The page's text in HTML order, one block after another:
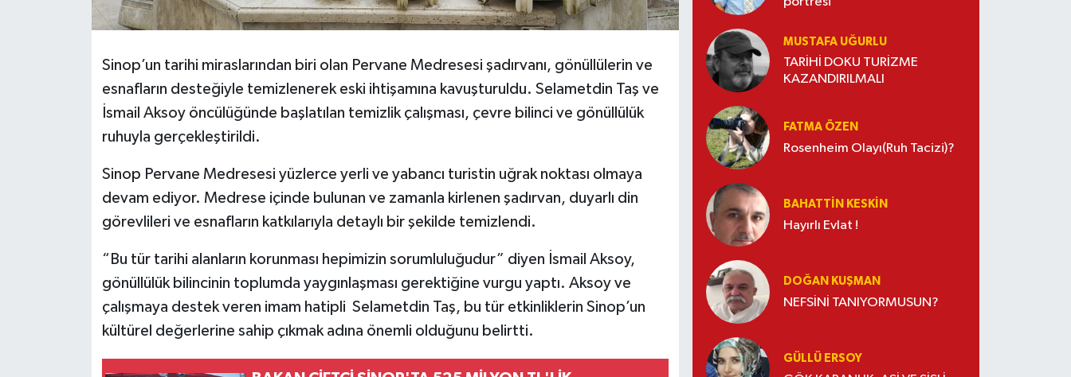
Sinop’un tarihi miraslarından biri olan Pervane Medresesi şadırvanı, gönüllülerin ve
esnafların desteğiyle temizlenerek eski ihtişamına kavuşturuldu. Selametdin Taş ve
İsmail Aksoy öncülüğünde başlatılan temizlik çalışması, çevre bilinci ve gönüllülük
ruhuyla gerçekleştirildi.
Sinop Pervane Medresesi yüzlerce yerli ve yabancı turistin uğrak noktası olmaya
devam ediyor. Medrese içinde bulunan ve zamanla kirlenen şadırvan, duyarlı din
görevlileri ve esnafların katkılarıyla detaylı bir şekilde temizlendi.
“Bu tür tarihi alanların korunması hepimizin sorumluluğudur” diyen İsmail Aksoy,
gönüllülük bilincinin toplumda yaygınlaşması gerektiğine vurgu yaptı. Aksoy ve
çalışmaya destek veren imam hatipli Selametdin Taş, bu tür etkinliklerin Sinop’un
kültürel değerlerine sahip çıkmak adına önemli olduğunu belirtti.
MUSTAFA UĞURLU
TARİHİ DOKU TURİZME
KAZANDIRILMALI
FATMA ÖZEN
Rosenheim Olayı(Ruh Tacizi)?
BAHATTIN KESKİN
Hayırlı Evlat !
DOĞAN KUŞMAN
NEFSİNİ TANIYORMUSUN?
GÜLLÜ ERSOY